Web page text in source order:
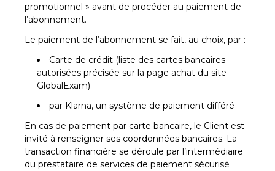
promotionnel » avant de procéder au paiement de
l’abonnement.
Le paiement de l’abonnement se fait, au choix, par :
Carte de crédit (liste des cartes bancaires
autorisées précisée sur la page achat du site
GlobalExam)
par Klarna, un système de paiement différé
En cas de paiement par carte bancaire, le Client est
invité à renseigner ses coordonnées bancaires. La
transaction financière se déroule par l’intermédiaire
du prestataire de services de paiement sécurisé